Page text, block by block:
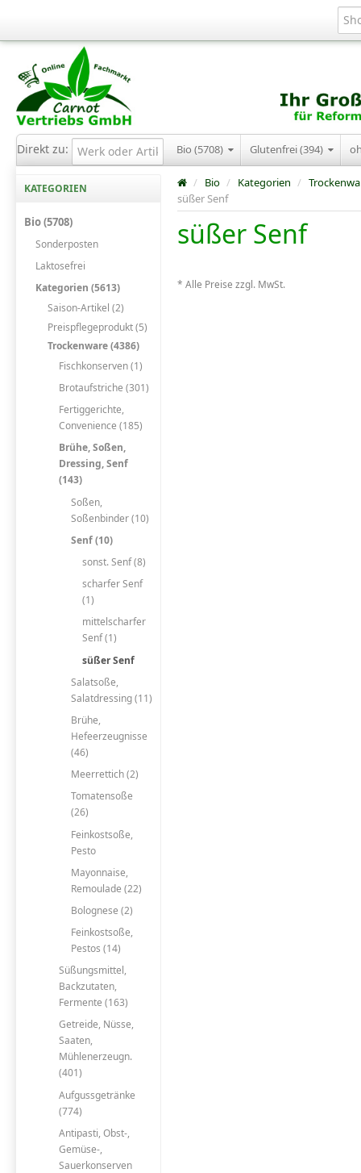
Direkt zu: Bio (5708) Glutenfrei (394)
KATEGORIEN
Bio (5708)
Sonderposten
Laktosefrei
Kategorien (5613)
Saison-Artikel (2)
Preispflegeprodukt (5)
Trockenware (4386)
Fischkonserven (1)
Brotaufstriche (301)
Fertiggerichte,
Convenience (185)
Brühe, Soßen,
Dressing, Senf
(143)
Soßen,
Soßenbinder (10)
Senf (10)
sonst. Senf (8)
scharfer Senf
(1)
mittelscharfer
Senf (1)
süßer Senf
Salatsoße,
Salatdressing (11)
Brühe,
Hefeerzeugnisse
(46)
Meerrettich (2)
Tomatensoße
(26)
Feinkostsoße,
Pesto
Mayonnaise,
Remoulade (22)
Bolognese (2)
Feinkostsoße,
Pestos (14)
Süßungsmittel,
Backzutaten,
Fermente (163)
Getreide, Nüsse,
Saaten,
Mühlenerzeugn.
(401)
Aufgussgetränke
(774)
Antipasti, Obst-,
Gemüse-,
Sauerkonserven
/ Bio / Kategorien /
süßer Senf
süßer Senf
* Alle Preise zzgl. MwSt.